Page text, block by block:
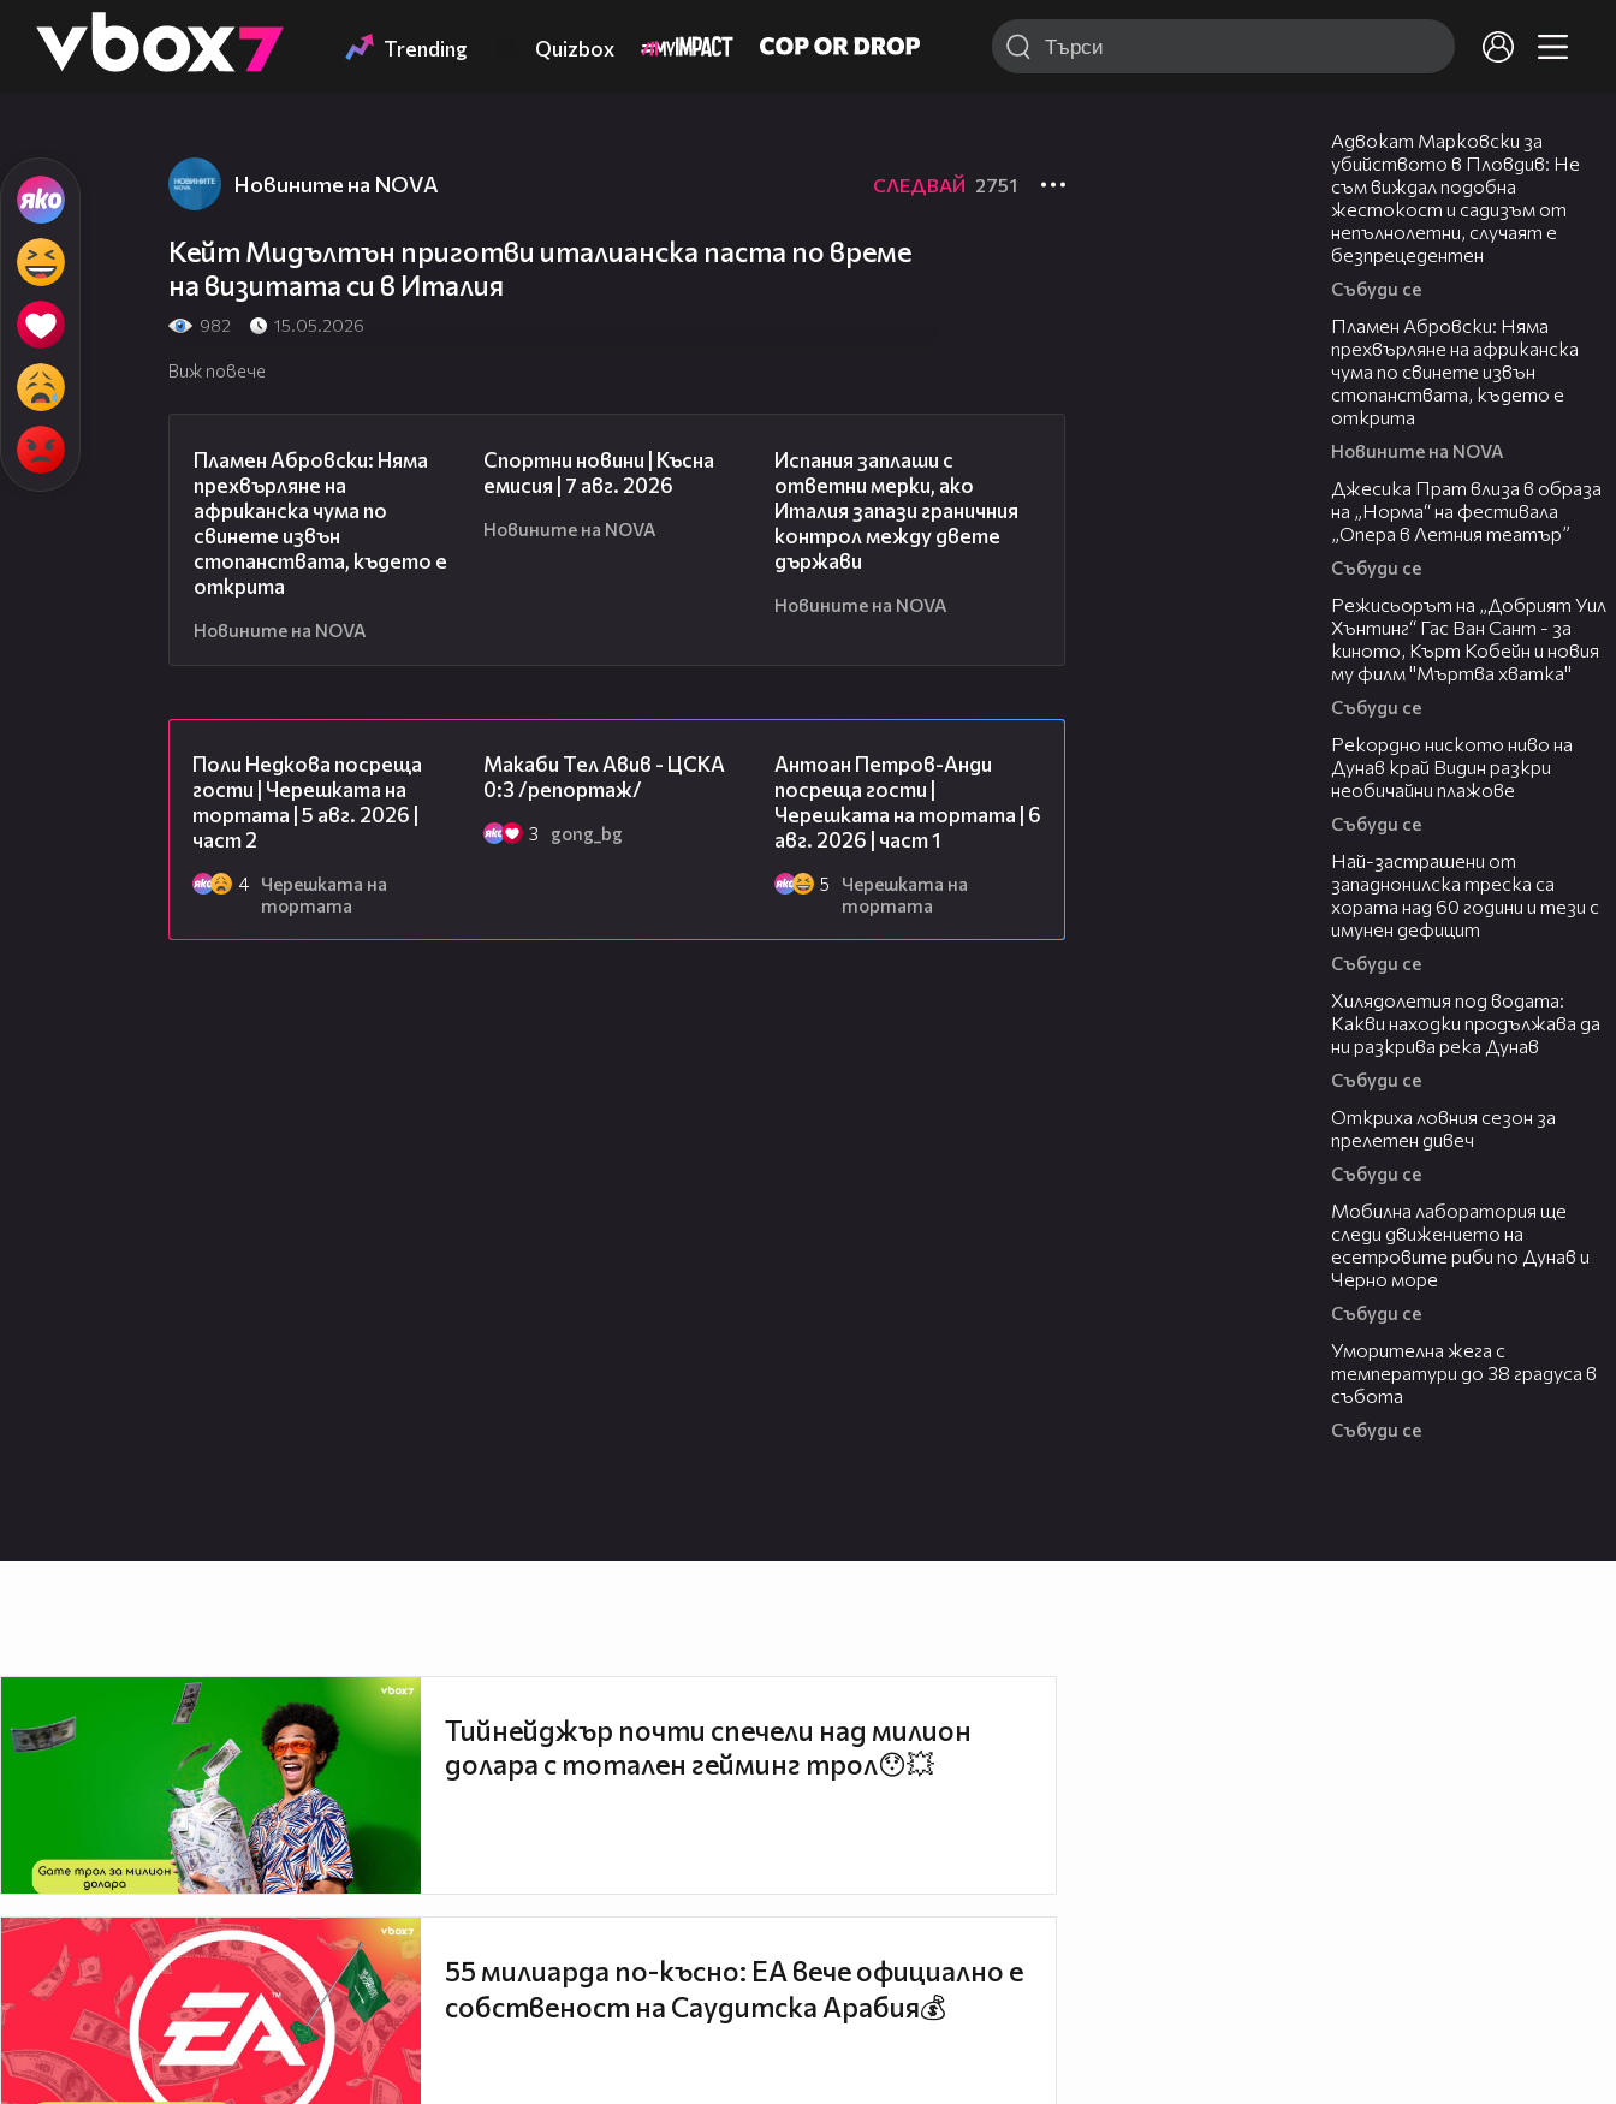
👾 Trending Quizbox
Новините на NOVA СЛЕДВАЙ 2751
Кейт Мидълтън приготви италианска паста по време
на визитата си в Италия
982 15.05.2026
Виж повече
Пламен Абровски: Няма
прехвърляне на
африканска чума по
свинете извън
стопанствата, където е
открита
Новините на NOVA
Спортни новини | Късна
емисия | 7 авг. 2026
Новините на NOVA
Испания заплаши с
ответни мерки, ако
Италия запази граничния
контрол между двете
държави
Новините на NOVA
Поли Недкова посреща
гости | Черешката на
тортата | 5 авг. 2026 |
част 2
4
Черешката на
тортата
Макаби Тел Авив - ЦСКА
0:3 /репортаж/
3 gong_bg
Антоан Петров-Анди
посреща гости |
Черешката на тортата | 6
авг. 2026 | част 1
5
Черешката на
тортата
Адвокат Марковски за
убийството в Пловдив: Не
съм виждал подобна
жестокост и садизъм от
непълнолетни, случаят е
безпрецедентен
Събуди се
Пламен Абровски: Няма
прехвърляне на африканска
чума по свинете извън
стопанствата, където е
открита
Новините на NOVA
Джесика Прат влиза в образа
на „Норма“ на фестивала
„Опера в Летния театър”
Събуди се
Режисьорът на „Добрият Уил
Хънтинг“ Гас Ван Сант - за
киното, Кърт Кобейн и новия
му филм "Мъртва хватка"
Събуди се
Рекордно ниското ниво на
Дунав край Видин разкри
необичайни плажове
Събуди се
Най-застрашени от
западнонилска треска са
хората над 60 години и тези с
имунен дефицит
Събуди се
Хилядолетия под водата:
Какви находки продължава да
ни разкрива река Дунав
Събуди се
Откриха ловния сезон за
прелетен дивеч
Събуди се
Мобилна лаборатория ще
следи движението на
есетровите риби по Дунав и
Черно море
Събуди се
Уморителна жега с
температури до 38 градуса в
събота
Събуди се
Тийнейджър почти спечели над милион
долара с тотален гейминг трол😯💥
55 милиарда по-късно: EA вече официално е
собственост на Саудитска Арабия💰